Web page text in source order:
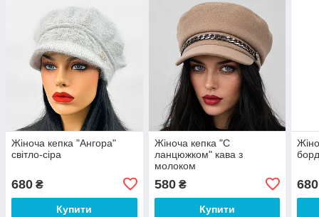
Жіноча кепка "Ангора"
світло-сіра
680 ₴
Купити
Жіноча кепка "C
ланцюжком" кава з
молоком
580₴
Купити
680